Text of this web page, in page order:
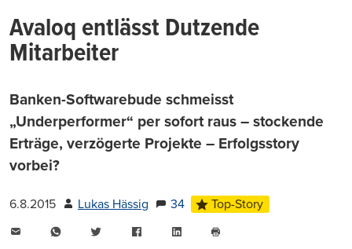
Avaloq entlässt Dutzende
Mitarbeiter
Banken-Softwarebude schmeisst
„Underperformer“ per sofort raus – stockende
Erträge, verzögerte Projekte – Erfolgsstory
vorbei?
6.8.2015 Lukas Hässig 34
Top-Story
WhatsAppTwitter FacebookLinkedIn